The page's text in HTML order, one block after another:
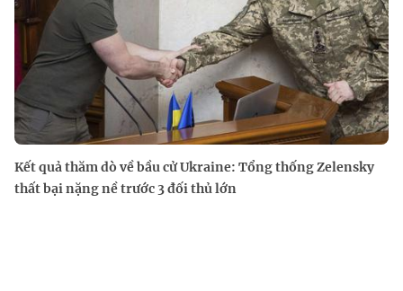
Kết quả thăm dò về bầu cử Ukraine: Tổng thống Zelensky
thất bại nặng nề trước 3 đối thủ lớn